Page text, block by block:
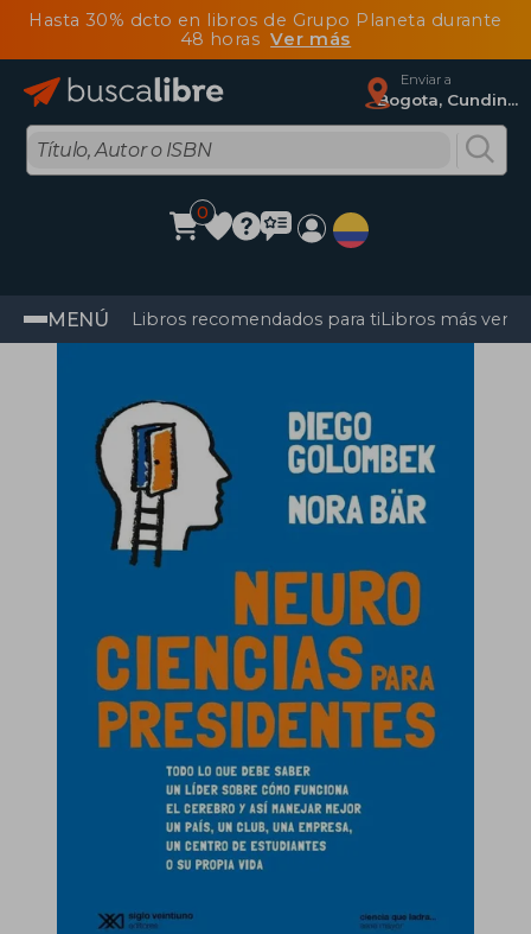
Hasta 30% dcto en libros de Grupo Planeta durante
48 horasVer más
Enviar a
Bogota, Cundinamarca
0
MENÚ Libros recomendados para tiLibros más